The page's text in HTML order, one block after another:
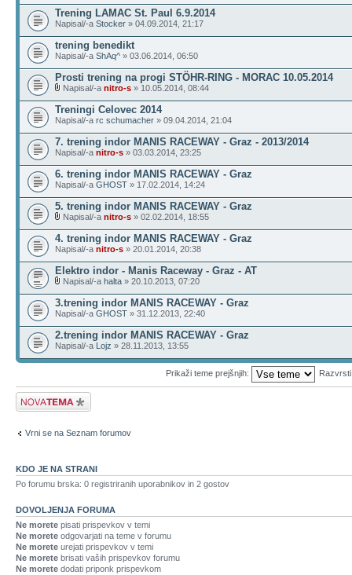
Trening LAMAC St. Paul 6.9.2014
Napisal/-a Stocker » 04.09.2014, 21:17
trening benedikt
Napisal/-a ShAq^ » 03.06.2014, 06:50
Prosti trening na progi STÖHR-RING - MORAC 10.05.2014
Napisal/-a nitro-s » 10.05.2014, 08:44
Treningi Celovec 2014
Napisal/-a rc schumacher » 09.04.2014, 21:04
7. trening indor MANIS RACEWAY - Graz - 2013/2014
Napisal/-a nitro-s » 03.03.2014, 23:25
6. trening indor MANIS RACEWAY - Graz
Napisal/-a GHOST » 17.02.2014, 14:24
5. trening indor MANIS RACEWAY - Graz
Napisal/-a nitro-s » 02.02.2014, 18:55
4. trening indor MANIS RACEWAY - Graz
Napisal/-a nitro-s » 20.01.2014, 20:38
Elektro indor - Manis Raceway - Graz - AT
Napisal/-a halta » 20.10.2013, 07:20
3.trening indor MANIS RACEWAY - Graz
Napisal/-a GHOST » 31.12.2013, 22:40
2.trening indor MANIS RACEWAY - Graz
Napisal/-a Lojz » 28.11.2013, 13:55
Prikaži teme prejšnjih:
Napiši novo temo
Vrni se na Seznam forumov
KDO JE NA STRANI
Po forumu brska: 0 registriranih uporabnikov in 2 gostov
DOVOLJENJA FORUMA
Ne morete pisati prispevkov v temi
Ne morete odgovarjati na teme v forumu
Ne morete urejati prispevkov v temi
Ne morete brisati vaših prispevkov forumu
Ne morete dodati priponk prispevkom